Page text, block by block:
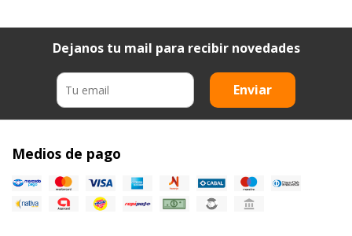
Dejanos tu mail para recibir novedades
Enviar
Medios de pago